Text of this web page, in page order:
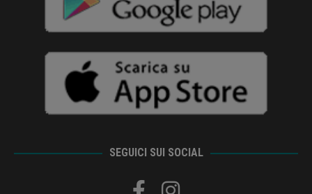
SEGUICI SUI SOCIAL